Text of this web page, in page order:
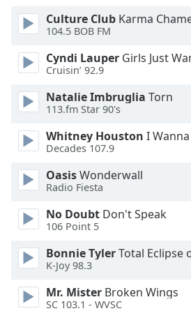
Caption
Color
Opacity
Font
Size
Text
Edge
Style
Culture Club Karma
104.5 BOB FM
Cyndi Lauper Girls Just
Cruisin’ 92.9
Natalie Imbruglia Torn
113.fm Star 90's
Whitney Houston I Wanna
Decades 107.9
OasisWonderwall
Radio Fiesta
No Doubt Don't Speak
106 Point 5
Bonnie TylerTotal Eclipse
K-Joy 98.3
Mr. Mister Broken Wings
SC 103.1 - WVSC